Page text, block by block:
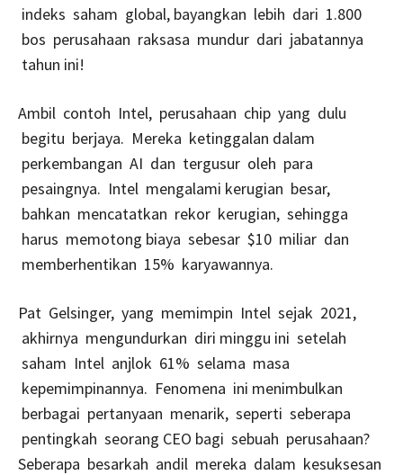
indeks saham global, bayangkan lebih dari 1.800
bos perusahaan raksasa mundur dari jabatannya
tahun ini!
Ambil contoh Intel, perusahaan chip yang dulu
begitu berjaya. Mereka ketinggalan dalam
perkembangan AI dan tergusur oleh para
pesaingnya. Intel mengalami kerugian besar,
bahkan mencatatkan rekor kerugian, sehingga
harus memotong biaya sebesar $10 miliar dan
memberhentikan 15% karyawannya.
Pat Gelsinger, yang memimpin Intel sejak 2021,
akhirnya mengundurkan diri minggu ini setelah
saham Intel anjlok 61% selama masa
kepemimpinannya. Fenomena ini menimbulkan
berbagai pertanyaan menarik, seperti seberapa
pentingkah seorang CEO bagi sebuah perusahaan?
Seberapa besarkah andil mereka dalam kesuksesan